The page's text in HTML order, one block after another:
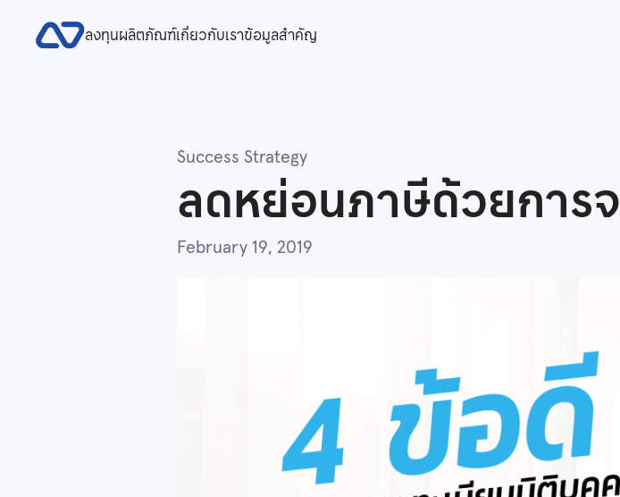
ลงทุนผลิตภัณฑ์เกี่ยวกับเราข้อมูลสำคัญ
Success Strategy
ลดหย่อนภาษีด้วยการ
February 19, 2019